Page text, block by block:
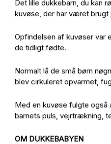
Det lille dukkebarn, du kan
kuvøse, der har været brugt
Opfindelsen af kuvøser var
de tidligt fødte.
Normalt lå de små børn
blev cirkuleret opvarmet,
Med en kuvøse fulgte også
barnets puls, vejrtrækning,
OM DUKKEBABYEN